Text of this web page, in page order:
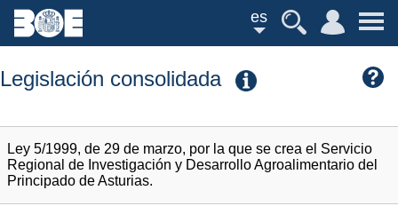
es
Legislación consolidada
Ley 5/1999, de 29 de marzo, por la que se crea el Servicio
Regional de Investigación y Desarrollo Agroalimentario del
Principado de Asturias.